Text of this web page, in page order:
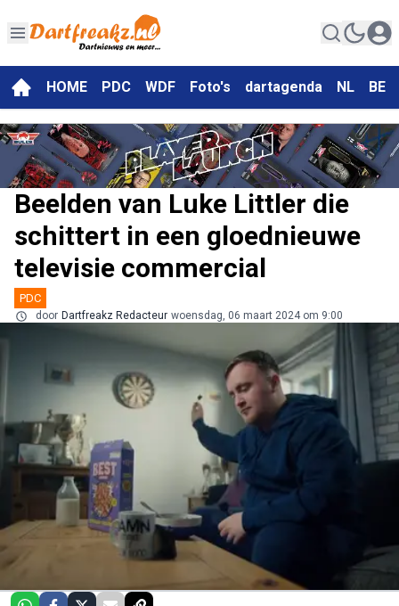
HOME PDC WDF Foto's dartagenda NL BE
Beelden van Luke Littler die
schittert in een gloednieuwe
televisie commercial
PDC
door Dartfreakz Redacteur woensdag, 06 maart 2024 om 9:00